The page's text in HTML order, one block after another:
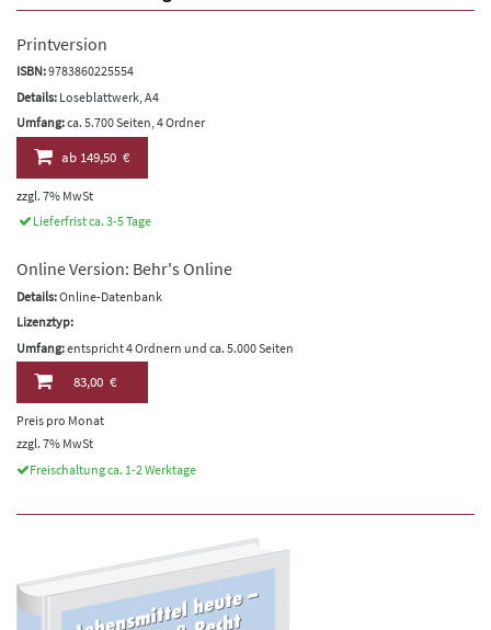
Printversion
ISBN:9783860225554
Details: Loseblattwerk, A4
Umfang:ca. 5.700 Seiten, 4 Ordner
ab149,50 €
zzgl. 7% MwSt
Lieferfrist ca. 3-5 Tage
Online Version: Behr's Online
Details:Online-Datenbank
Lizenztyp:
Umfang:entspricht 4 Ordnern und ca. 5.000 Seiten
83,00 €
Preis pro Monat
zzgl. 7% MwSt
Freischaltung ca. 1-2 Werktage